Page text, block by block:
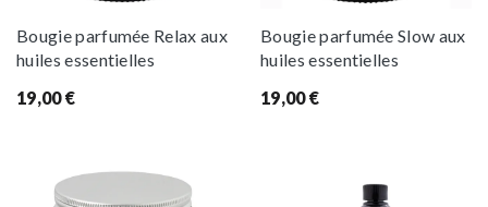
Bougie parfumée Relax aux
huiles essentielles
19,00€
Bougie parfumée Slow aux
huiles essentielles
19,00€